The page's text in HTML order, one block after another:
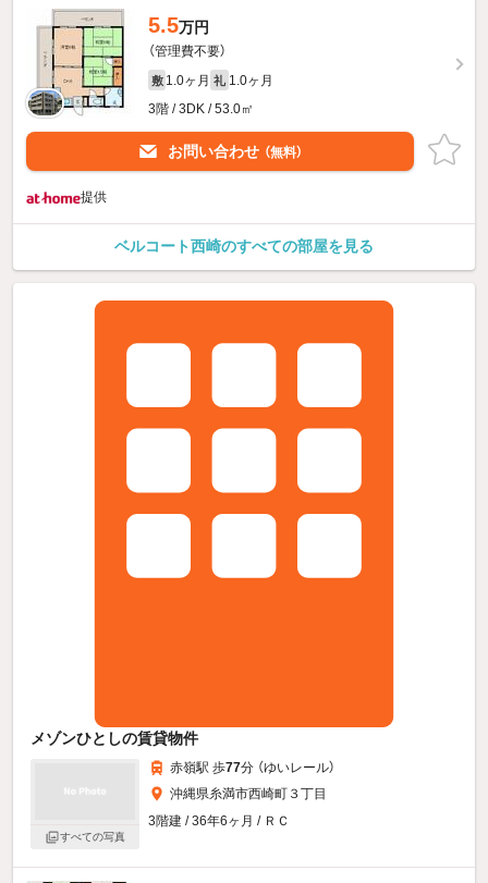
5.5万円
（管理費不要）
敷 1.0ヶ月 礼 1.0ヶ月
3階 / 3DK / 53.0㎡
お問い合わせ （無料）
提供
ベルコート西崎のすべての部屋を見る
メゾンひとしの賃貸物件
すべての写真
赤嶺駅 歩77分 （ゆいレール）
沖縄県糸満市西崎町３丁目
3階建 / 36年6ヶ月 / ＲＣ